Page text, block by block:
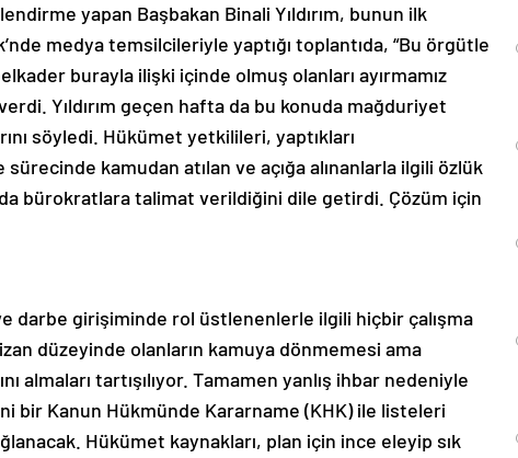
yapan Başbakan Binali Yıldırım, bunun ilk
medya temsilcileriyle yaptığı toplantıda, “Bu örgütle
burayla ilişki içinde olmuş olanları ayırmamız
Yıldırım geçen hafta da bu konuda mağduriyet
söyledi. Hükümet yetkilileri, yaptıkları
kamudan atılan ve açığa alınanlarla ilgili özlük
bürokratlara talimat verildiğini dile getirdi. Çözüm için
darbe girişiminde rol üstlenenlerle ilgili hiçbir çalışma
düzeyinde olanların kamuya dönmemesi ama
almaları tartışılıyor. Tamamen yanlış ihbar nedeniyle
bir Kanun Hükmünde Kararname (KHK) ile listeleri
Hükümet kaynakları, plan için ince eleyip sık